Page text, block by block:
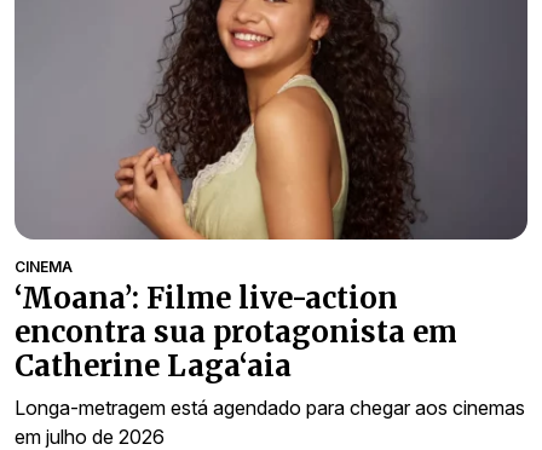
CINEMA
‘Moana’: Filme live-action
encontra sua protagonista em
Catherine Laga‘aia
Longa-metragem está agendado para chegar aos cinemas
em julho de 2026